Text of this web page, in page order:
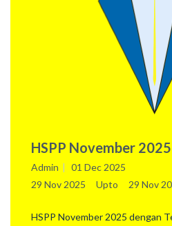
HSPP November 2025
Admin
01 Dec 2025
29 Nov 2025
Upto 29 Nov
HSPP November 2025 dengan